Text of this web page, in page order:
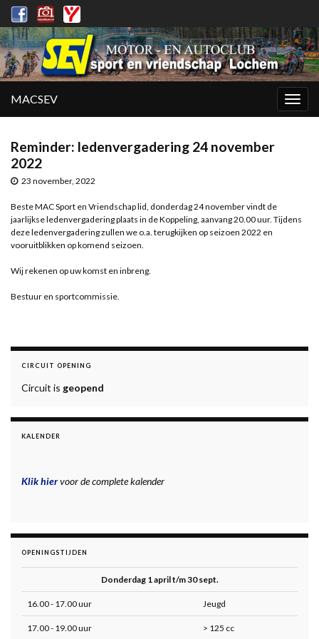
MACSEV
Reminder: ledenvergadering 24 november
2022
23 november, 2022
Beste MAC Sport en Vriendschap lid, donderdag 24 november vindt de
jaarlijkse ledenvergadering plaats in de Koppeling, aanvang 20.00 uur. Tijdens
deze ledenvergadering zullen we o.a. terugkijken op seizoen 2022 en
vooruitblikken op komend seizoen.
Wij rekenen op uw komst en inbreng.
Bestuur en sportcommissie.
CIRCUIT OPENING
Circuit is geopend
KALENDER
Klik hiervoor de complete kalender
OPENINGSTIJDEN
Donderdag 1 april t/m 30 sept.
16.00 - 17.00 uur Jeugd
17.00 - 19.00 uur > 125 cc